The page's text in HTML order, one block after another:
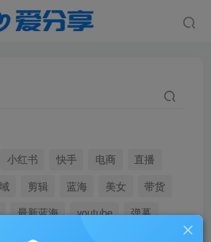
小红书 快手 电商
直播
剪辑 蓝海 美女
带货
最新蓝海 youtube 弹幕